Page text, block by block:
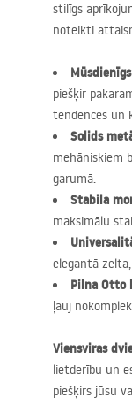
stilīgs
noteikti
piešķir
tendencēs un
Solids
mehāniskiem
garumā.
Stabila
maksimālu
elegantā
Pilna Otto
ļauj
Viensviras
lietderību un
piešķirs jūsu